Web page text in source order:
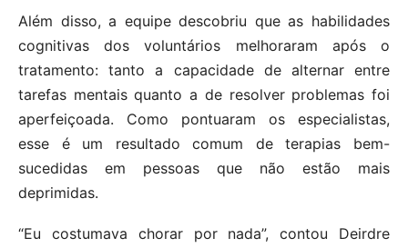
Além disso, a equipe descobriu que as habilidades
cognitivas dos voluntários melhoraram após o
tratamento: tanto a capacidade de alternar entre
tarefas mentais quanto a de resolver problemas foi
aperfeiçoada. Como pontuaram os especialistas,
esse é um resultado comum de terapias bem-
sucedidas em pessoas que não estão mais
deprimidas.
“Eu costumava chorar por nada”, contou Deirdre